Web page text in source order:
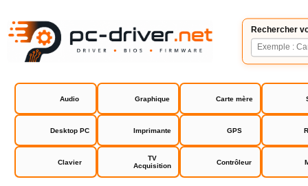
Rechercher
Audio Graphique Carte mère
Desktop PC Imprimante GPS
Clavier
TV
Acquisition
Contrôleur
Intel Thunderbolt Driver L4000
Intel Thunderbolt Driver L4000